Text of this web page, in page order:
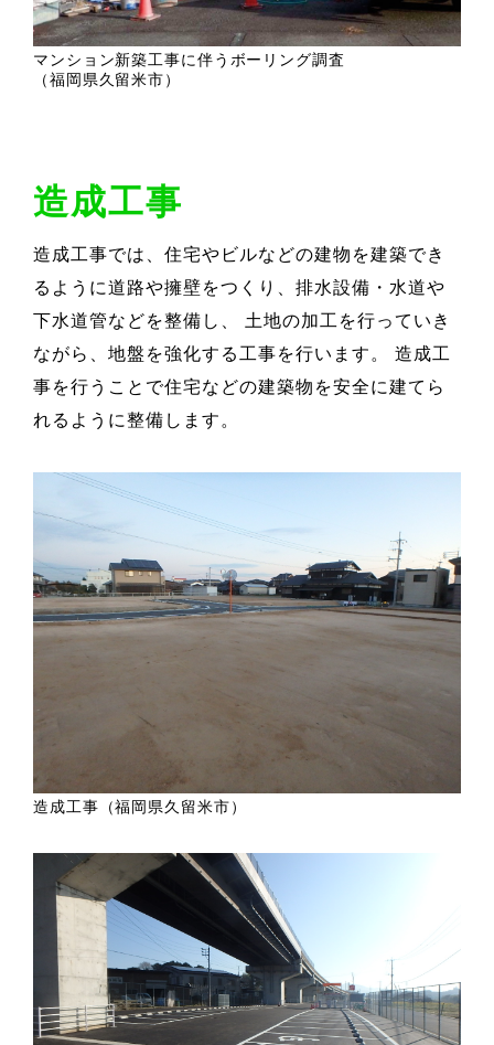
マンション新築工事に伴うボーリング調査
（福岡県久留米市）
造成工事
造成工事では、住宅やビルなどの建物を建築でき
るように道路や擁壁をつくり、排水設備・水道や
下水道管などを整備し、 土地の加工を行っていき
ながら、地盤を強化する工事を行います。 造成工
事を行うことで住宅などの建築物を安全に建てら
れるように整備します。
造成工事（福岡県久留米市）